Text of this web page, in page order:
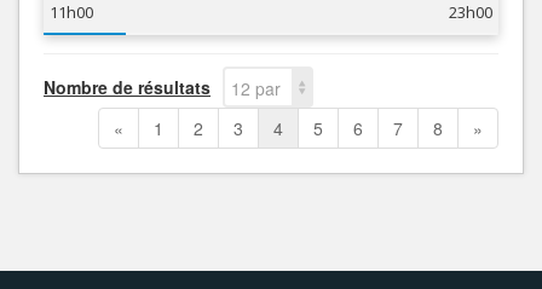
11h00
23h00
Nombre de résultats
12 par
page
« 1 2 3 4 5 6 7 8 »